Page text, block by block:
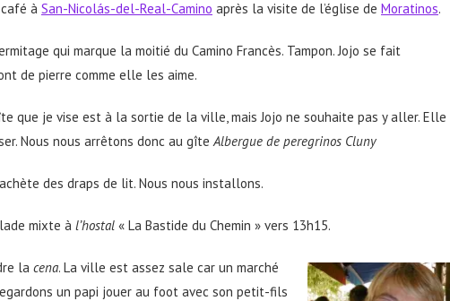
à San-Nicolás-del-Real-Camino après la visite de l’église de Moratinos.
qui marque la moitié du Camino Francès. Tampon. Jojo se fait
de pierre comme elle les aime.
que je vise est à la sortie de la ville, mais Jojo ne souhaite pas y aller. Elle
Nous nous arrêtons donc au gîteAlbergue de peregrinos Cluny
des draps de lit. Nous nous installons.
mixte à l’hostal « La Bastide du Chemin » vers 13h15.
la cena. La ville est assez sale car un marché
un papi jouer au foot avec son petit-fils